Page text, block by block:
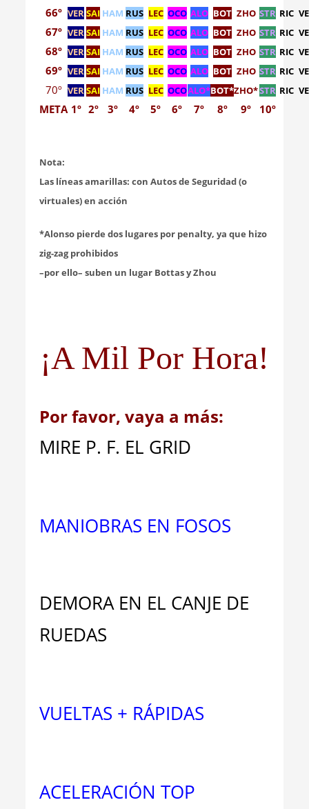
66º VERSAI HAM RUS LEC OCO ALO BOT ZHO STR RIC
67º VERSAI HAM RUS LEC OCO ALO BOT ZHO STR RIC
68º VERSAI HAM RUS LEC OCO ALO BOT ZHO STR RIC
69º VERSAI HAM RUS LEC OCO ALO BOT ZHO STR RIC
70º VERSAI HAM RUS LEC OCOALO*BOT*ZHO*STR RIC
META 1º 2º 3º 4º 5º 6º 7º 8º 9º 10º
Nota:
Las líneas amarillas: con Autos de Seguridad (o
virtuales) en acción
*Alonso pierde dos lugares por penalty, ya que hizo
zig-zag prohibidos
–por ello– suben un lugar Bottas y Zhou
¡A Mil Por Hora!
Por favor, vaya a más:
MIRE P. F. EL GRID
MANIOBRAS EN FOSOS
DEMORA EN EL CANJE DE
RUEDAS
VUELTAS + RÁPIDAS
ACELERACIÓN TOP